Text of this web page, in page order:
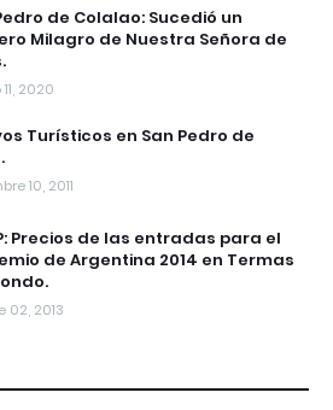
de Colalao: Sucedió un
Milagro de Nuestra Señora de
2020
Turísticos en San Pedro de
10, 2011
Precios de las entradas para el
de Argentina 2014 en Termas
02, 2013